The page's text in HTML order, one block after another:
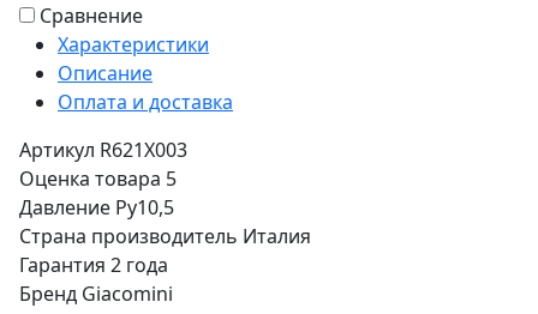
Сравнение
Характеристики
Описание
Оплата и доставка
Артикул R621X003
Оценка товара 5
Давление Ру10,5
Страна производитель Италия
Гарантия 2 года
Бренд Giacomini